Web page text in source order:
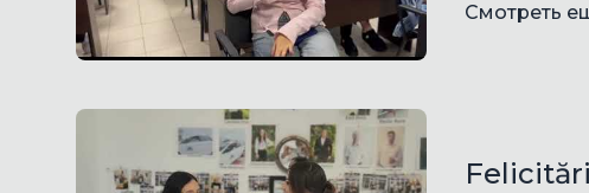
Смотреть